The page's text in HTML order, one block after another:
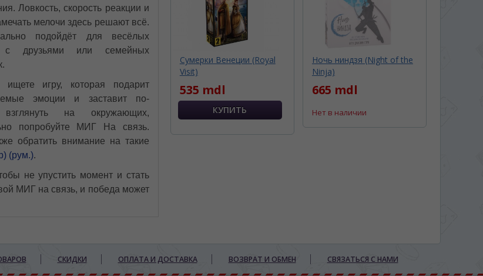
Ловкость, скорость реакции и
мелочи здесь решают всё.
подойдёт для весёлых
с друзьями или семейных
игру, которая подарит
эмоции и заставит по-
на окружающих,
попробуйте МИГ На связь.
обратить внимание на такие
(рум.).
не упустить момент и стать
МИГ на связь, и победа может
Сумерки Венеции (Royal
Visit)
535 mdl
Ночь ниндзя (Night of the
Ninja)
665 mdl
Нет в наличии
СКИДКИ ОПЛАТА И ДОСТАВКА ВОЗВРАТ И ОБМЕН СВЯЗАТЬСЯ С НАМИ